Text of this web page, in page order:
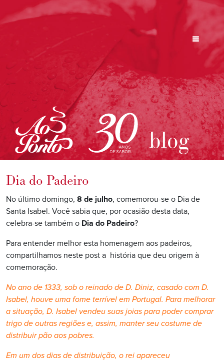
blog
Dia do Padeiro
No último domingo, 8 de julho, comemorou-se o Dia de
Santa Isabel. Você sabia que, por ocasião desta data,
celebra-se também o Dia do Padeiro?
Para entender melhor esta homenagem aos padeiros,
compartilhamos neste post a história que deu origem à
comemoração.
No ano de 1333, sob o reinado de D. Diniz, casado com D.
Isabel, houve uma fome terrível em Portugal. Para melhorar
a situação, D. Isabel vendeu suas joias para poder comprar
trigo de outras regiões e, assim, manter seu costume de
distribuir pão aos pobres.
Em um dos dias de distribuição, o rei apareceu